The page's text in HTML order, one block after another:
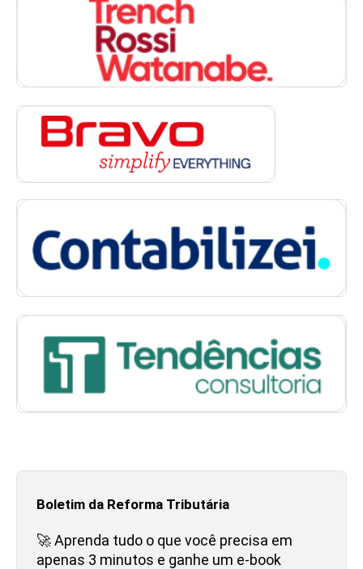
Boletim da Reforma Tributária
🚀 Aprenda tudo o que você precisa em
apenas 3 minutos e ganhe um e-book